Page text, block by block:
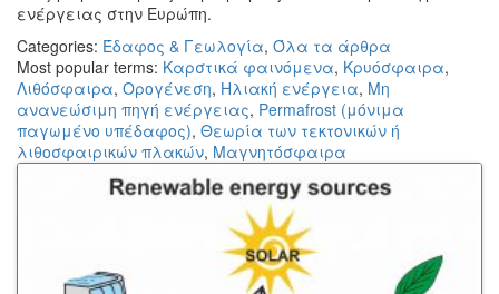
ενέργειας στην Ευρώπη.
Categories: Έδαφος & Γεωλογία, Όλα τα άρθρα
Most popular terms: Καρστικά φαινόμενα, Κρυόσφαιρα,
Λιθόσφαιρα, Ορογένεση, Ηλιακή ενέργεια, Μη
ανανεώσιμη πηγή ενέργειας, Permafrost (μόνιμα
παγωμένο υπέδαφος), Θεωρία των τεκτονικών ή
λιθοσφαιρικών πλακών, Μαγνητόσφαιρα